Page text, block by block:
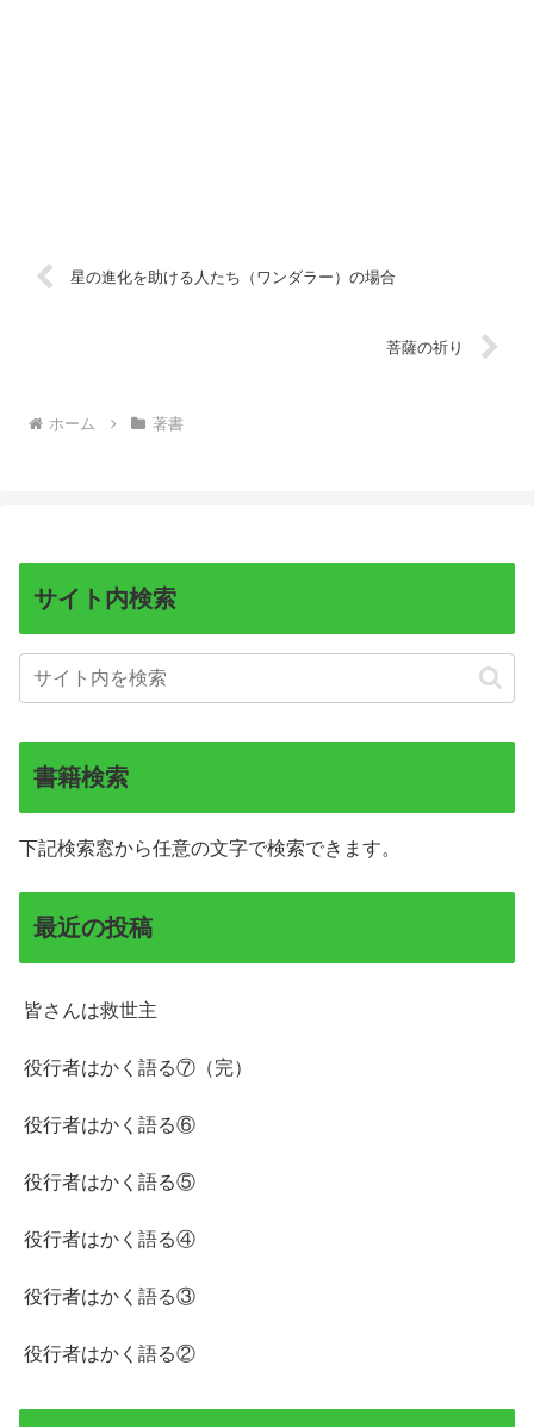
星の進化を助ける人たち（ワンダラー）の場合
菩薩の祈り
ホーム 著書
サイト内検索
書籍検索
下記検索窓から任意の文字で検索できます。
最近の投稿
皆さんは救世主
役行者はかく語る⑦（完）
役行者はかく語る⑥
役行者はかく語る⑤
役行者はかく語る④
役行者はかく語る③
役行者はかく語る②